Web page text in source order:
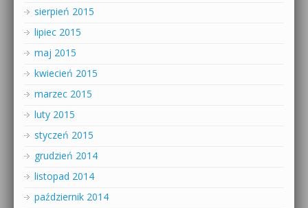
sierpień 2015
lipiec 2015
maj 2015
kwiecień 2015
marzec 2015
luty 2015
styczeń 2015
grudzień 2014
listopad 2014
październik 2014